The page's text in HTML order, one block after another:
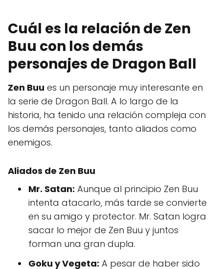
Cuál es la relación de Zen
Buu con los demás
personajes de Dragon Ball
Zen Buu es un personaje muy interesante en
la serie de Dragon Ball. A lo largo de la
historia, ha tenido una relación compleja con
los demás personajes, tanto aliados como
enemigos.
Aliados de Zen Buu
Mr. Satan: Aunque al principio Zen Buu
intenta atacarlo, más tarde se convierte
en su amigo y protector. Mr. Satan logra
sacar lo mejor de Zen Buu y juntos
forman una gran dupla.
Goku y Vegeta: A pesar de haber sido